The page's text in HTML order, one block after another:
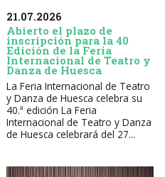
21.07.2026
Abierto el plazo de
inscripción para la 40
Edición de la Feria
Internacional de Teatro y
Danza de Huesca
La Feria Internacional de Teatro
y Danza de Huesca celebra su
40.ª edición La Feria
Internacional de Teatro y Danza
de Huesca celebrará del 27...